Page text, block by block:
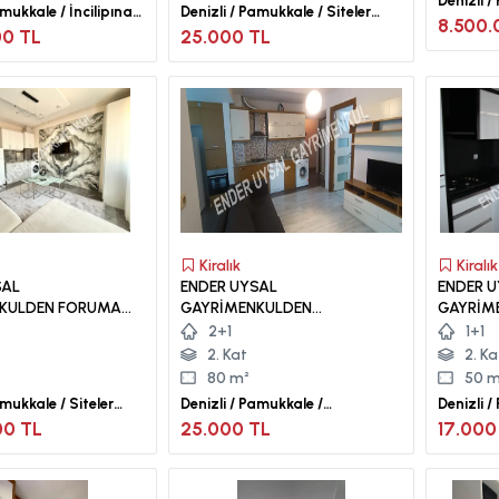
/ İncilipınar
TL
Denizli / Pamukkale / Siteler
Mah.
25.000 TL
Mah.
FORUMA
LÜKS
/ Siteler
TL
Kiralık
ENDER UYSAL
GAYRİMENKULDEN
YUNUSEMRE DE GENİŞ LÜKS
2+1 KLİMALI APART...
2+1
2. Kat
80 m²
Denizli / Pamukkale /
Yunusemre Mah.
25.000 TL
Kiralık
ENDER
YAKIN
GENİŞ
1+1
2.
50
Denizli /
Mah.